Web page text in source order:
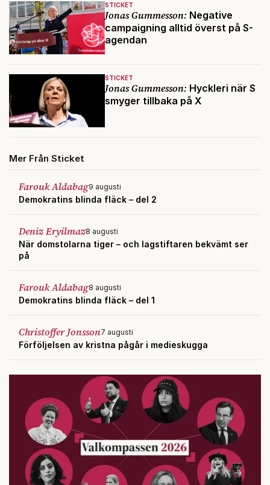
STICKET
Jonas Gummesson: Negative
campaigning alltid överst på S-
agendan
STICKET
Jonas Gummesson: Hyckleri när S
smyger tillbaka på X
Mer Från Sticket
Farouk Aldabag9 augusti
Demokratins blinda fläck – del 2
Deniz Eryilmaz8 augusti
När domstolarna tiger – och lagstiftaren bekvämt ser
på
Farouk Aldabag8 augusti
Demokratins blinda fläck – del 1
Christoffer Jonsson7 augusti
Förföljelsen av kristna pågår i medieskugga